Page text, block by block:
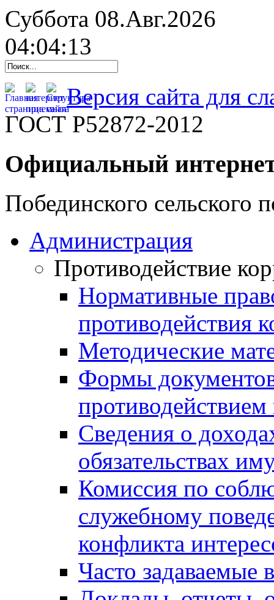
Суббота 08.Авг.2026
04:04:14
Версия сайта для
ГОСТ Р52872-2012
Официальный
Побединского сельского
Администрация
Противодействие
Нормативные
противодействия
Методические
Формы
Сведения о
обязательствах
Комиссия по
служебному
конфликта
Часто задаваемые